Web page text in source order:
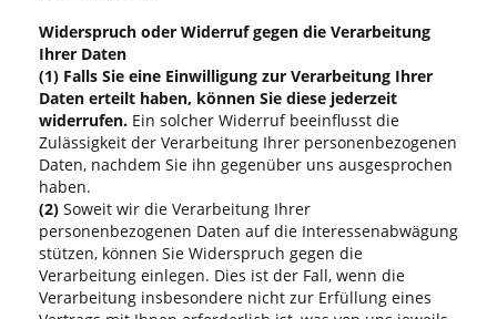
Widerspruch oder Widerruf gegen die Verarbeitung
Ihrer Daten
(1) Falls Sie eine Einwilligung zur Verarbeitung Ihrer
Daten erteilt haben, können Sie diese jederzeit
widerrufen. Ein solcher Widerruf beeinflusst die
Zulässigkeit der Verarbeitung Ihrer personenbezogenen
Daten, nachdem Sie ihn gegenüber uns ausgesprochen
haben.
(2) Soweit wir die Verarbeitung Ihrer
personenbezogenen Daten auf die Interessenabwägung
stützen, können Sie Widerspruch gegen die
Verarbeitung einlegen. Dies ist der Fall, wenn die
Verarbeitung insbesondere nicht zur Erfüllung eines